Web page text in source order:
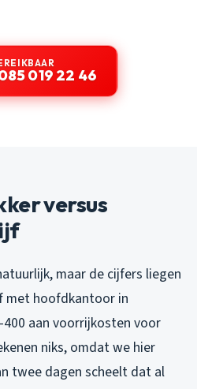
019 22 46
versus
maar de cijfers liegen
met hoofdkantoor in
aan voorrijkosten voor
niks, omdat we hier
twee dagen scheelt dat al